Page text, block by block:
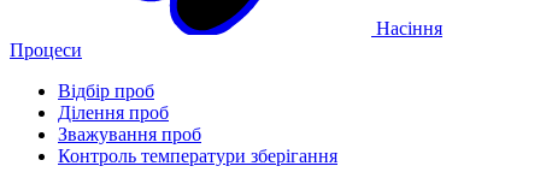
Насіння
Процеси
Відбір проб
Ділення проб
Зважування проб
Контроль температури зберігання